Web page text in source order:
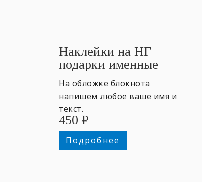
Наклейки на НГ
подарки именные
На обложке блокнота
напишем любое ваше имя и
текст.
450 ₽
Подробнее